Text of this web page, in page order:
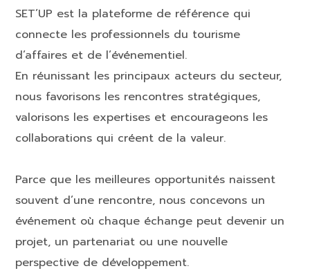
SET’UP est la plateforme de référence qui
connecte les professionnels du tourisme
d’affaires et de l’événementiel.
En réunissant les principaux acteurs du secteur,
nous favorisons les rencontres stratégiques,
valorisons les expertises et encourageons les
collaborations qui créent de la valeur.
Parce que les meilleures opportunités naissent
souvent d’une rencontre, nous concevons un
événement où chaque échange peut devenir un
projet, un partenariat ou une nouvelle
perspective de développement.